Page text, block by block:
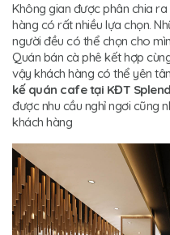
Không gian được phân chia
hàng có rất nhiều lựa chọn.
người đều có thể chọn cho
Quán bán cà phê kết hợp
vậy khách hàng có thể yên
kế quán cafe tại KĐT
được nhu cầu nghỉ ngơi cũng
khách hàng